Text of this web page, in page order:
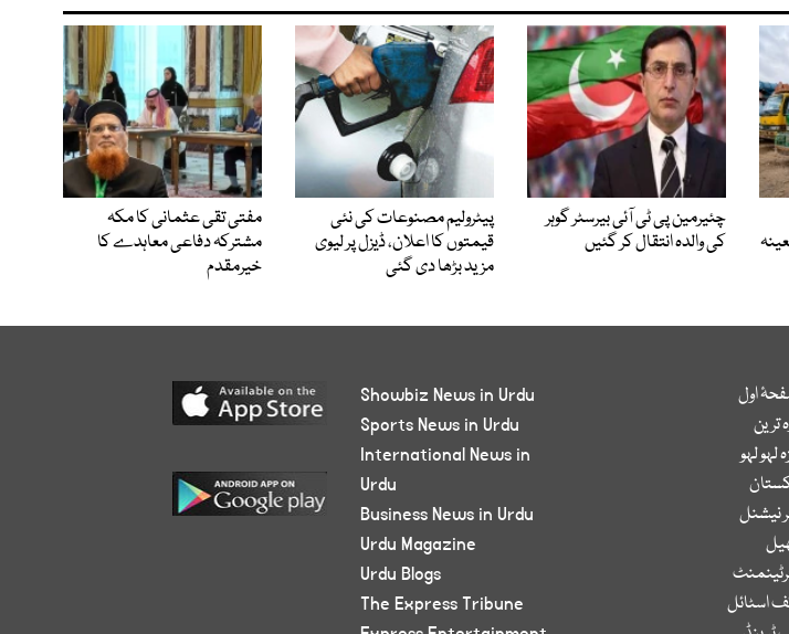
چئیرمین پی ٹی آئی بیرسٹر گوہر
کی والدہ انتقال کر گئیں
پیٹرولیم مصنوعات کی نئی
قیمتوں کا اعلان، ڈیزل پر لیوی
مزید بڑھا دی گئی
مفتی تقی عثمانی کا مکہ
مشترکہ دفاعی معاہدے کا
خیرمقدم
اول
ترین
لہو لہو
نیشنل
اسٹائل
Showbiz News in Urdu
Sports News in Urdu
International News in
Urdu
Business News in Urdu
Urdu Magazine
Urdu Blogs
The Express Tribune